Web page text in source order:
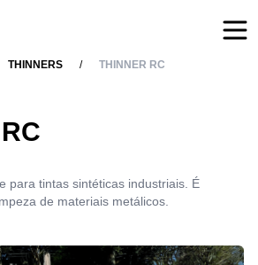
THINNERS / THINNER RC
para tintas sintéticas industriais. É
de materiais metálicos.